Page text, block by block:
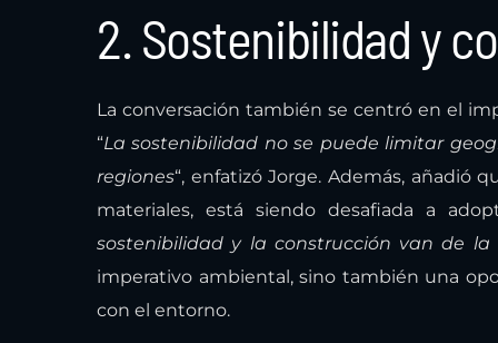
2. Sostenibilidad y
La conversación también se centró en el
“La sostenibilidad no se puede limitar
regiones“, enfatizó Jorge. Además, añadió
materiales, está siendo desafiada a
sostenibilidad y la construcción van de
imperativo ambiental, sino también una
con el entorno.